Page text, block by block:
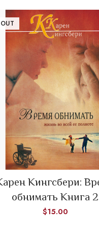
нашла свое место в мире
ему вырастить.
тех, кто когда-то
Полом Уодделлом,
ей
в ней надежду, или
READ MORE
Кингсбери:
обнимать Книга 2
$15.00